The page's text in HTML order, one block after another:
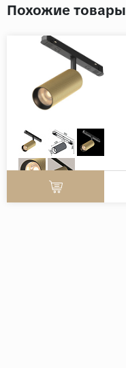
Похожие товары